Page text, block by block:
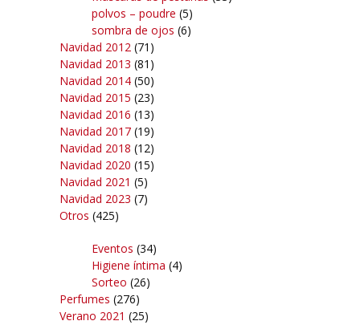
polvos – poudre (5)
sombra de ojos (6)
Navidad 2012 (71)
Navidad 2013 (81)
Navidad 2014 (50)
Navidad 2015 (23)
Navidad 2016 (13)
Navidad 2017 (19)
Navidad 2018 (12)
Navidad 2020 (15)
Navidad 2021 (5)
Navidad 2023 (7)
Otros (425)
Eventos (34)
Higiene íntima (4)
Sorteo (26)
Perfumes (276)
Verano 2021 (25)